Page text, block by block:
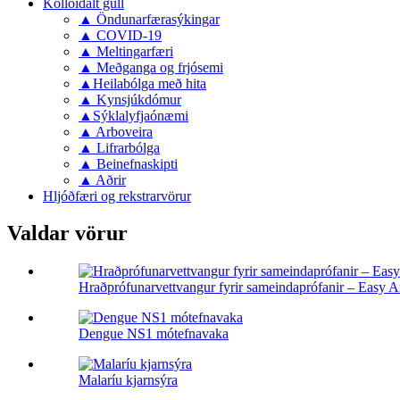
▲ Öndunarfærasýkingar
▲ COVID-19
▲ Meltingarfæri
▲ Meðganga og frjósemi
▲Heilabólga með hita
▲ Kynsjúkdómur
▲Sýklalyfjaónæmi
▲ Arboveira
▲ Lifrarbólga
▲ Beinefnaskipti
▲ Aðrir
Hljóðfæri og rekstrarvörur
Valdar vörur
Hraðprófunarvettvangur fyrir sameindaprófanir – Easy
Dengue NS1 mótefnavaka
Malaríu kjarnsýra